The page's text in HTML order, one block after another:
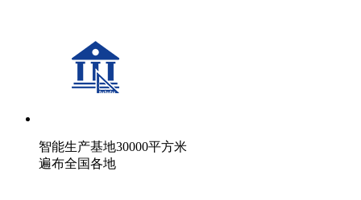
智能生产基地30000平方米
遍布全国各地